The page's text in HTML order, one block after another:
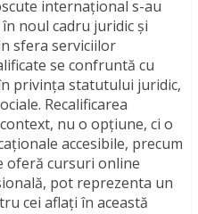
internațional s-au
noul cadru juridic și
sfera serviciilor
se confruntă cu
privința statutului juridic,
Recalificarea
nu o opțiune, ci o
accesibile, precum
oferă cursuri online
pot reprezenta un
cei aflați în această